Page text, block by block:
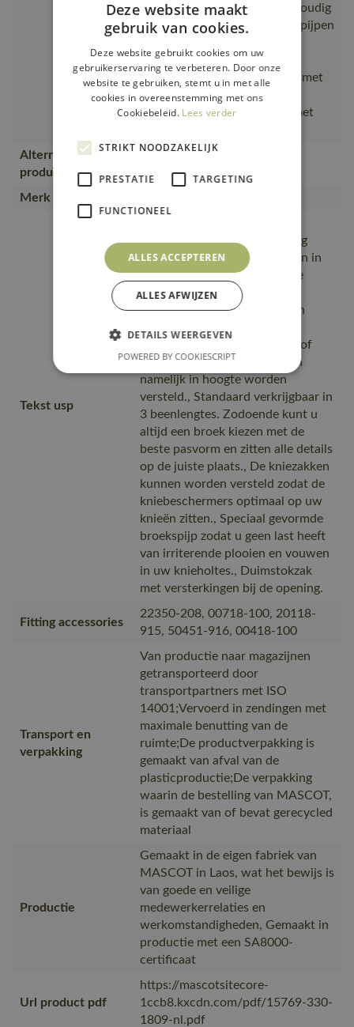
materiaal. Tweekleurig. Drievoudig
gestikte naden aan de broekspijpen
gevormde broekspijpen.
Verstelbare schouderbanden met
korte sterke elastieken en
kunststof gespen. Borstzak met
Alternatieve
producten
Merk
Tekst usp
gewassen worden., drievoudig
gestikte naden op de pijpen en in
het kruis voor een extra lange
levensduur., Slijtvaste,
Gecertificeerd voor gebruik in
kniebeschermertype SHORT of
LONG, de kniezakken kunnen
namelijk in hoogte worden
versteld., Standaard verkrijgbaar in
3 beenlengtes. Zodoende kunt u
altijd een broek kiezen met de
beste pasvorm en zitten alle details
op de juiste plaats., De kniezakken
kunnen worden versteld zodat de
kniebeschermers optimaal op uw
knieën zitten., Speciaal gevormde
broekspijp zodat u geen last heeft
van irriterende plooien en vouwen
in uw knieholtes., Duimstokzak
met versterkingen bij de opening.
Fitting accessories
22350-208, 00718-100, 20118-
915, 50451-916, 00418-100
Transport en
verpakking
Van productie naar magazijnen
getransporteerd door
transportpartners met ISO
14001;Vervoerd in zendingen met
maximale benutting van de
ruimte;De productverpakking is
gemaakt van afval van de
plasticproductie;De verpakking
waarin de bestelling van MASCOT,
is gemaakt van of bevat gerecycled
materiaal
Productie
Gemaakt in de eigen fabriek van
MASCOT in Laos, wat het bewijs is
van goede en veilige
medewerkerrelaties en
werkomstandigheden, Gemaakt in
productie met een SA8000-
certificaat
Url product pdf
https://mascotsitecore-
1ccb8.kxcdn.com/pdf/15769-330-
1809-nl.pdf
Deze website maakt
gebruik van cookies.
Deze website gebruikt cookies om uw
gebruikerservaring te verbeteren. Door onze
website te gebruiken, stemt u in met alle
cookies in overeenstemming met ons
Cookiebeleid. Lees verder
STRIKT NOODZAKELIJK
PRESTATIE TARGETING
FUNCTIONEEL
ALLES ACCEPTEREN
ALLES AFWIJZEN
DETAILS WEERGEVEN
POWERED BY COOKIESCRIPT